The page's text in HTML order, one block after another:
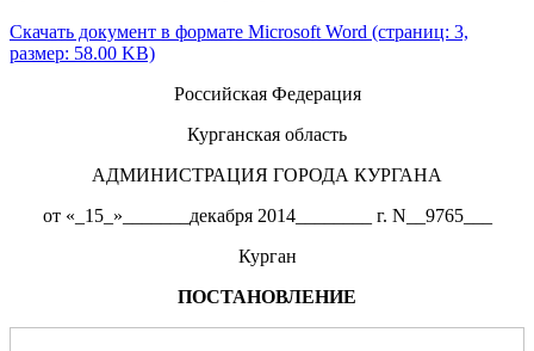
Скачать документ в формате Microsoft Word (страниц: 3,
размер: 58.00 KB)
Российская Федерация
Курганская область
АДМИНИСТРАЦИЯ ГОРОДА КУРГАНА
от «_15_»_______декабря 2014________ г. N__9765___
Курган
ПОСТАНОВЛЕНИЕ